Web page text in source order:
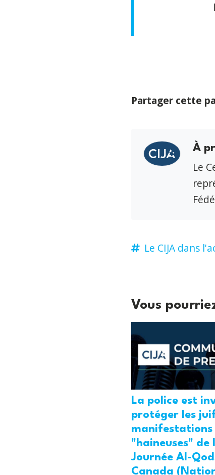
Partager cette
À
Le
Le CIJA dans
Vous
La police est
protéger les
manifestations
"haineuses" de
Journée Al-
Canada